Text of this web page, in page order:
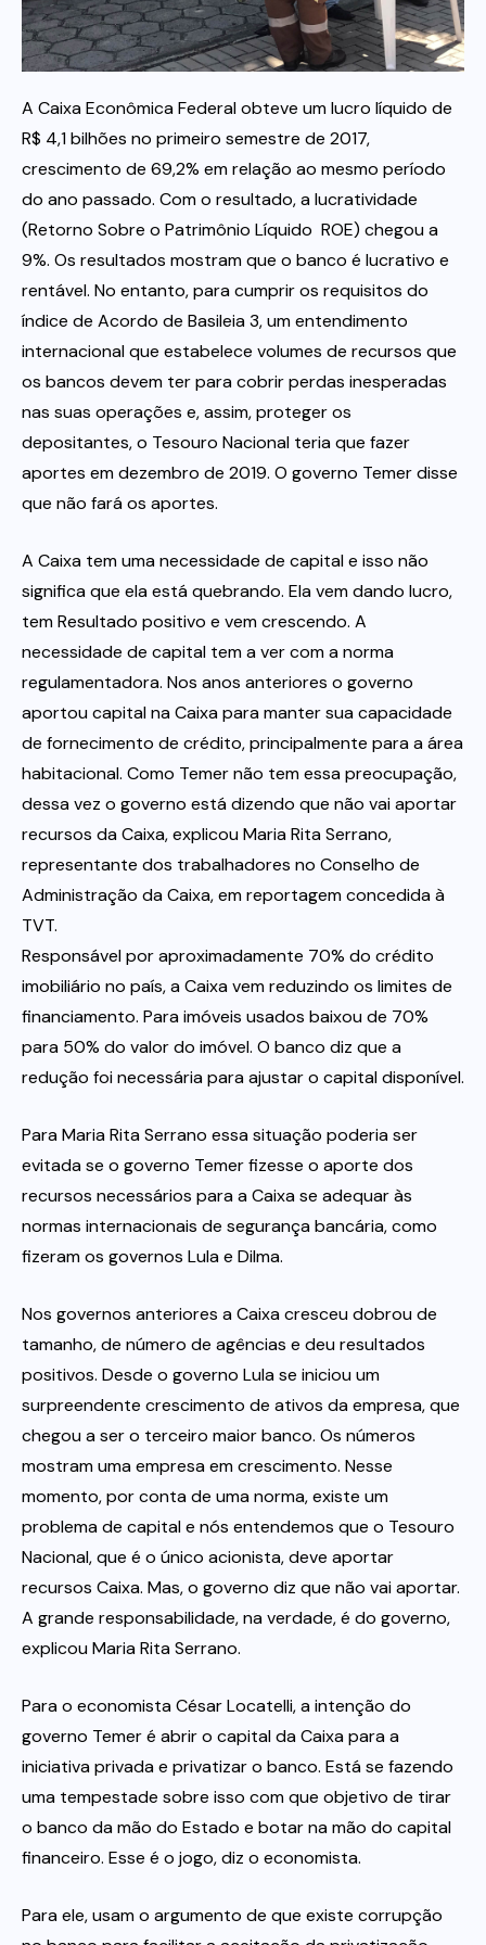
Itau
Financeiras e Cooperativas
A Caixa Econômica Federal obteve um lucro líquido de
R$ 4,1 bilhões no primeiro semestre de 2017,
crescimento de 69,2% em relação ao mesmo período
do ano passado. Com o resultado, a lucratividade
(Retorno Sobre o Patrimônio Líquido  ROE) chegou a
9%. Os resultados mostram que o banco é lucrativo e
rentável. No entanto, para cumprir os requisitos do
índice de Acordo de Basileia 3, um entendimento
internacional que estabelece volumes de recursos que
os bancos devem ter para cobrir perdas inesperadas
nas suas operações e, assim, proteger os
depositantes, o Tesouro Nacional teria que fazer
aportes em dezembro de 2019. O governo Temer disse
que não fará os aportes.
A Caixa tem uma necessidade de capital e isso não
significa que ela está quebrando. Ela vem dando lucro,
tem Resultado positivo e vem crescendo. A
necessidade de capital tem a ver com a norma
regulamentadora. Nos anos anteriores o governo
aportou capital na Caixa para manter sua capacidade
de fornecimento de crédito, principalmente para a área
habitacional. Como Temer não tem essa preocupação,
dessa vez o governo está dizendo que não vai aportar
recursos da Caixa, explicou Maria Rita Serrano,
representante dos trabalhadores no Conselho de
Administração da Caixa, em reportagem concedida à
TVT.
Responsável por aproximadamente 70% do crédito
imobiliário no país, a Caixa vem reduzindo os limites de
financiamento. Para imóveis usados baixou de 70%
para 50% do valor do imóvel. O banco diz que a
redução foi necessária para ajustar o capital disponível.
Para Maria Rita Serrano essa situação poderia ser
evitada se o governo Temer fizesse o aporte dos
recursos necessários para a Caixa se adequar às
normas internacionais de segurança bancária, como
fizeram os governos Lula e Dilma.
Nos governos anteriores a Caixa cresceu dobrou de
tamanho, de número de agências e deu resultados
positivos. Desde o governo Lula se iniciou um
surpreendente crescimento de ativos da empresa, que
chegou a ser o terceiro maior banco. Os números
mostram uma empresa em crescimento. Nesse
momento, por conta de uma norma, existe um
problema de capital e nós entendemos que o Tesouro
Nacional, que é o único acionista, deve aportar
recursos Caixa. Mas, o governo diz que não vai aportar.
A grande responsabilidade, na verdade, é do governo,
explicou Maria Rita Serrano.
Para o economista César Locatelli, a intenção do
governo Temer é abrir o capital da Caixa para a
iniciativa privada e privatizar o banco. Está se fazendo
uma tempestade sobre isso com que objetivo de tirar
o banco da mão do Estado e botar na mão do capital
financeiro. Esse é o jogo, diz o economista.
Para ele, usam o argumento de que existe corrupção